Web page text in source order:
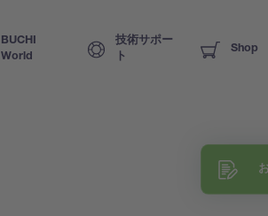
BUCHI
World
技術サポー
ト
Shop